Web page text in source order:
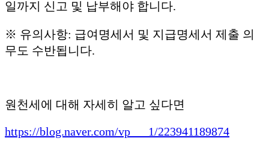
일까지 신고 및 납부해야 합니다.
※ 유의사항: 급여명세서 및 지급명세서 제출 의
무도 수반됩니다.
원천세에 대해 자세히 알고 싶다면
https://blog.naver.com/vp___1/223941189874